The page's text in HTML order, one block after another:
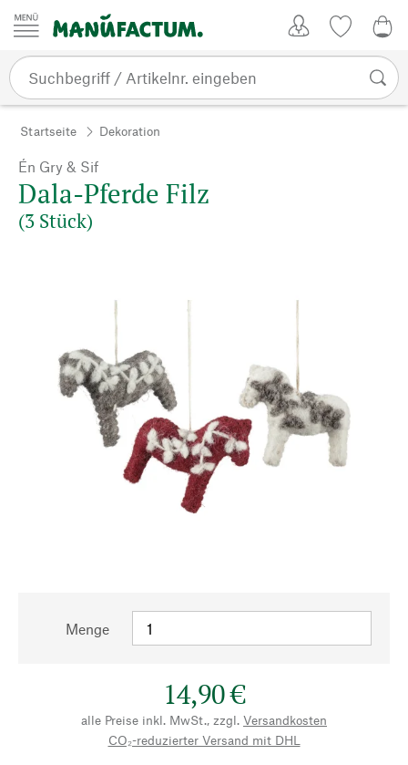
Zum Inhalt springen
Startseite Dekoration
Én Gry & Sif
Dala-Pferde Filz
(3 Stück)
Menge
14,90 €
alle Preise inkl. MwSt., zzgl. Versandkosten
CO₂-reduzierter Versand mit DHL